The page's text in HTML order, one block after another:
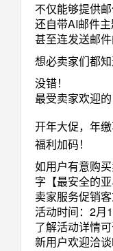
不仅能够提供邮
还自带AI邮件主
甚至连发送邮
想必卖家们都
没错！
最受卖家欢迎
开年大促，年
福利加码！
如用户有意购
字【最安全的
卖家服务促销
活动时间：2月
了解活动详情
新用户欢迎洽